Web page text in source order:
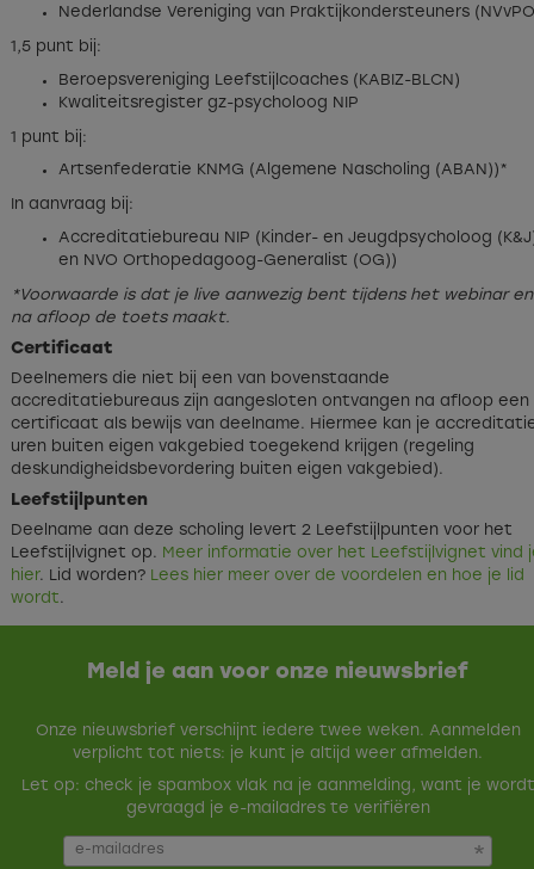
Nederlandse Vereniging van Praktijkondersteuners
1,5 punt bij:
Beroepsvereniging Leefstijlcoaches (KABIZ-BLCN)
Kwaliteitsregister gz-psycholoog NIP
1 punt bij:
Artsenfederatie KNMG (Algemene Nascholing (ABAN))*
In aanvraag bij:
Accreditatiebureau NIP (Kinder- en Jeugdpsycholoog
en NVO Orthopedagoog-Generalist (OG))
*Voorwaarde is dat je live aanwezig bent tijdens het webinar en
na afloop de toets maakt.
Certificaat
Deelnemers die niet bij een van bovenstaande
accreditatiebureaus zijn aangesloten ontvangen na afloop een
certificaat als bewijs van deelname. Hiermee kan je
uren buiten eigen vakgebied toegekend krijgen (regeling
deskundigheidsbevordering buiten eigen vakgebied).
Leefstijlpunten
Deelname aan deze scholing levert 2 Leefstijlpunten voor het
Leefstijlvignet op. Meer informatie over het Leefstijlvignet vind
hier. Lid worden? Lees hier meer over de voordelen en hoe je lid
wordt.
Meld je aan voor onze nieuwsbrief
Onze nieuwsbrief verschijnt iedere twee weken. Aanmelden
verplicht tot niets: je kunt je altijd weer afmelden.
Let op: check je spambox vlak na je aanmelding, want je wordt
gevraagd je e-mailadres te verifiëren